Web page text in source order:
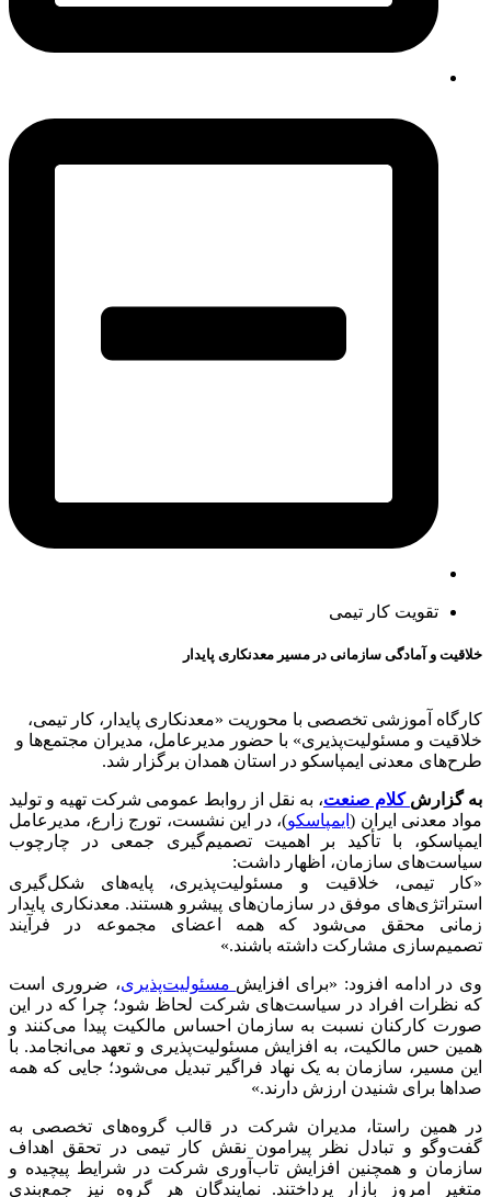
تقویت کار تیمی
خلاقیت و آمادگی سازمانی در مسیر معدنکاری پایدار
کارگاه آموزشی تخصصی با محوریت «معدنکاری پایدار، کار تیمی،
خلاقیت و مسئولیت‌پذیری» با حضور مدیرعامل، مدیران مجتمع‌ها و
طرح‌های معدنی ایمپاسکو در استان همدان برگزار شد.
به گزارش کلام صنعت، به نقل از روابط عمومی شرکت تهیه و تولید
مواد معدنی ایران (ایمپاسکو)، در این نشست، تورج زارع، مدیرعامل
ایمپاسکو، با تأکید بر اهمیت تصمیم‌گیری جمعی در چارچوب
سیاست‌های سازمان، اظهار داشت:
«کار تیمی، خلاقیت و مسئولیت‌پذیری، پایه‌های شکل‌گیری
استراتژی‌های موفق در سازمان‌های پیشرو هستند. معدنکاری پایدار
زمانی محقق می‌شود که همه اعضای مجموعه در فرآیند
تصمیم‌سازی مشارکت داشته باشند.»
وی در ادامه افزود: «برای افزایش مسئولیت‌پذیری، ضروری است
که نظرات افراد در سیاست‌های شرکت لحاظ شود؛ چرا که در این
صورت کارکنان نسبت به سازمان احساس مالکیت پیدا می‌کنند و
همین حس مالکیت، به افزایش مسئولیت‌پذیری و تعهد می‌انجامد. با
این مسیر، سازمان به یک نهاد فراگیر تبدیل می‌شود؛ جایی که همه
صداها برای شنیدن ارزش دارند.»
در همین راستا، مدیران شرکت در قالب گروه‌های تخصصی به
گفت‌وگو و تبادل نظر پیرامون نقش کار تیمی در تحقق اهداف
سازمان و همچنین افزایش تاب‌آوری شرکت در شرایط پیچیده و
متغیر امروز بازار پرداختند. نمایندگان هر گروه نیز جمع‌بندی